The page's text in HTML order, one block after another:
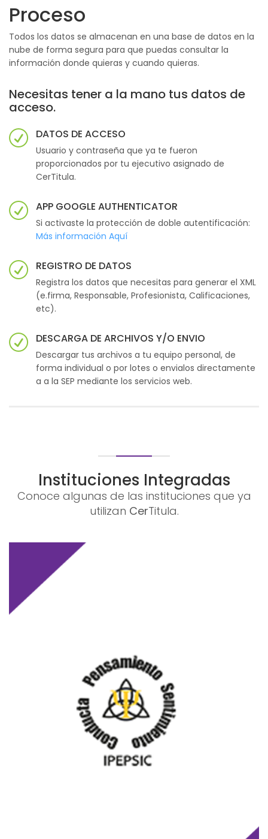
Proceso
Todos los datos se almacenan en una base de datos en la
nube de forma segura para que puedas consultar la
información donde quieras y cuando quieras.
Necesitas tener a la mano tus datos de
acceso.
DATOS DE ACCESO
Usuario y contraseña que ya te fueron
proporcionados por tu ejecutivo asignado de
CerTitula.
APP GOOGLE AUTHENTICATOR
Si activaste la protección de doble autentificación:
Más información Aquí
REGISTRO DE DATOS
Registra los datos que necesitas para generar el XML
(e.firma, Responsable, Profesionista, Calificaciones,
etc).
DESCARGA DE ARCHIVOS Y/O ENVIO
Descargar tus archivos a tu equipo personal, de
forma individual o por lotes o envialos directamente
a a la SEP mediante los servicios web.
Instituciones Integradas
Conoce algunas de las instituciones que ya
utilizan CerTitula.